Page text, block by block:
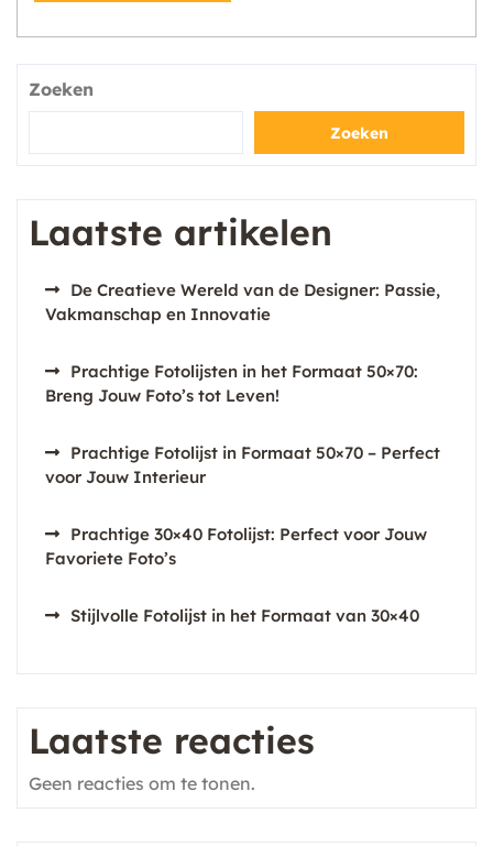
Zoeken
Zoeken
Laatste artikelen
De Creatieve Wereld van de Designer: Passie,
Vakmanschap en Innovatie
Prachtige Fotolijsten in het Formaat 50×70:
Breng Jouw Foto’s tot Leven!
Prachtige Fotolijst in Formaat 50×70 – Perfect
voor Jouw Interieur
Prachtige 30×40 Fotolijst: Perfect voor Jouw
Favoriete Foto’s
Stijlvolle Fotolijst in het Formaat van 30×40
Laatste reacties
Geen reacties om te tonen.